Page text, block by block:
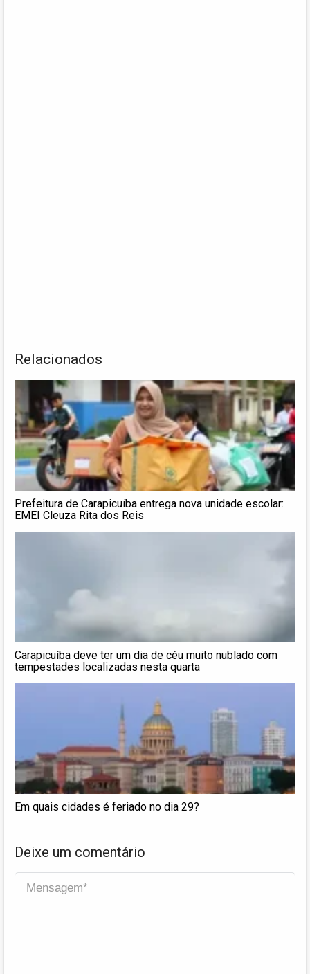
Relacionados
Prefeitura de Carapicuíba entrega nova unidade escolar:
EMEI Cleuza Rita dos Reis
Carapicuíba deve ter um dia de céu muito nublado com
tempestades localizadas nesta quarta
Em quais cidades é feriado no dia 29?
Deixe um comentário